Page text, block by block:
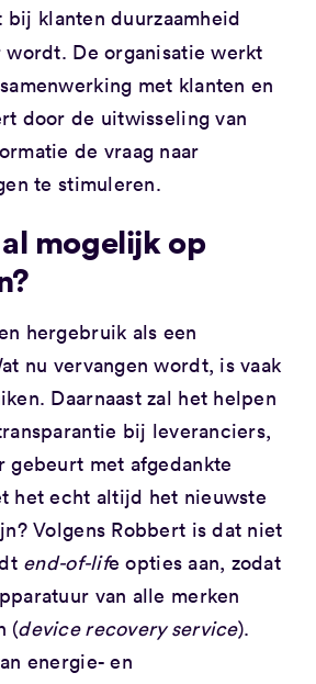
bij klanten duurzaamheid
De organisatie werkt
met klanten en
door de uitwisseling van
de vraag naar
te stimuleren.
mogelijk op
hergebruik als een
nu vervangen wordt, is vaak
Daarnaast zal het helpen
bij leveranciers,
met afgedankte
het echt altijd het nieuwste
Volgens Robbert is dat niet
end-of-life opties aan, zodat
van alle merken
(device recovery service).
energie- en